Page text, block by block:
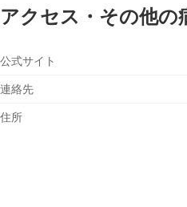
アクセス・その他の
公式サイト
連絡先
住所